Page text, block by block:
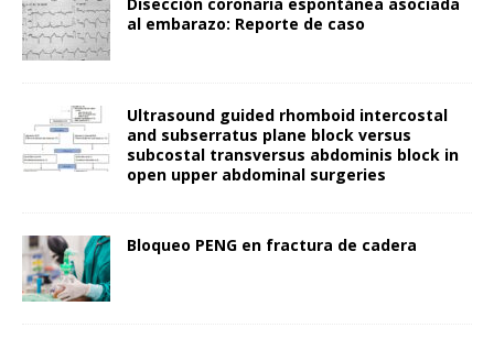
al embarazo: Reporte de caso
Ultrasound guided rhomboid intercostal
and subserratus plane block versus
subcostal transversus abdominis block in
open upper abdominal surgeries
Bloqueo PENG en fractura de cadera